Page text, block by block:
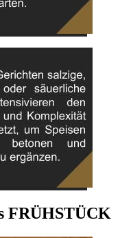
FRÜHSTÜCK